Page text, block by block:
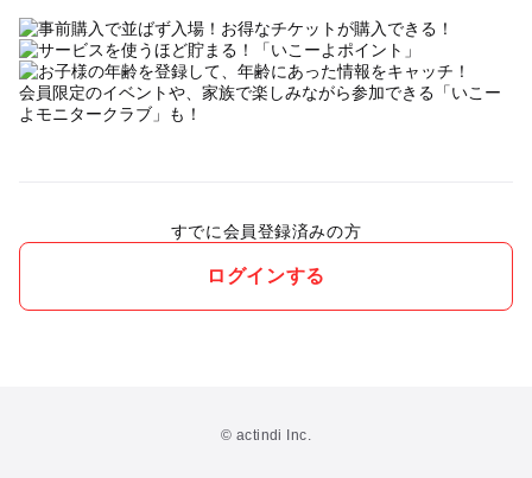
会員限定のイベントや、家族で楽しみながら参加できる「いこー
よモニタークラブ」も！
すでに会員登録済みの方
ログインする
© actindi Inc.